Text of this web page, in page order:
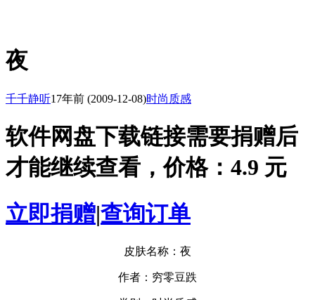
夜
千千静听17年前 (2009-12-08)时尚质感
软件网盘下载链接需要捐赠后
才能继续查看，价格：4.9 元
立即捐赠|查询订单
皮肤名称：夜
作者：穷零豆跌